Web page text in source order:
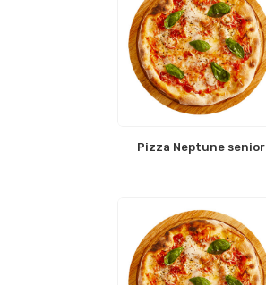
Pizza Neptune senior